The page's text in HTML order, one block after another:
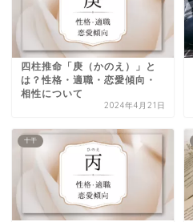
四柱推命「庚（かのえ）」と
は？性格・適職・恋愛傾向・
相性について
2024年4月21日
十干